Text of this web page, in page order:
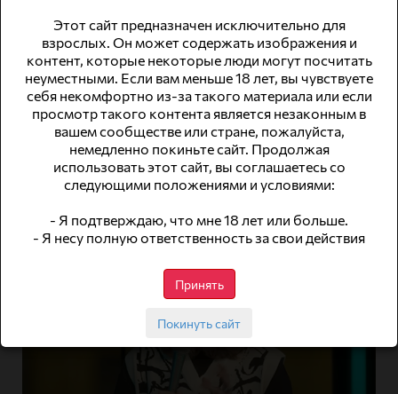
Искусство прикосновений
В мире, где каждодневные заботы и напряжение
становятся частью жизни, важно находить время для
восстановления. Одним из самых эффективных и
древних способов поддержания здоровья и
душевного равновесия является техника, которая
включает в себя искусство прикосновений
Этот сайт предназначен исключительно для
взрослых. Он может содержать изображения и
контент, которые некоторые люди могут посчитать
неуместными. Если вам меньше 18 лет, вы чувствуете
себя некомфортно из-за такого материала или если
просмотр такого контента является незаконным в
вашем сообществе или стране, пожалуйста,
немедленно покиньте сайт. Продолжая
использовать этот сайт, вы соглашаетесь со
следующими положениями и условиями:
- Я подтверждаю, что мне 18 лет или больше.
- Я несу полную ответственность за свои действия
Принять
Покинуть сайт